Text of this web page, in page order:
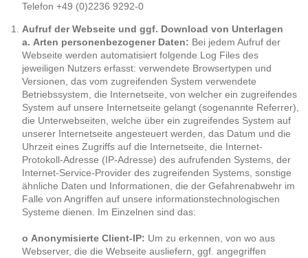
Telefon +49 (0)2236 9292-0
Aufruf der Webseite und ggf. Download von Unterlagen
a. Arten personenbezogener Daten: Bei jedem Aufruf der
Webseite werden automatisiert folgende Log Files des
jeweiligen Nutzers erfasst: verwendete Browsertypen und
Versionen, das vom zugreifenden System verwendete
Betriebssystem, die Internetseite, von welcher ein zugreifendes
System auf unsere Internetseite gelangt (sogenannte Referrer),
die Unterwebseiten, welche über ein zugreifendes System auf
unserer Internetseite angesteuert werden, das Datum und die
Uhrzeit eines Zugriffs auf die Internetseite, die Internet-
Protokoll-Adresse (IP-Adresse) des aufrufenden Systems, der
Internet-Service-Provider des zugreifenden Systems, sonstige
ähnliche Daten und Informationen, die der Gefahrenabwehr im
Falle von Angriffen auf unsere informationstechnologischen
Systeme dienen. Im Einzelnen sind das:
o Anonymisierte Client-IP: Um zu erkennen, von wo aus
Webserver, die die Webseite ausliefern, ggf. angegriffen